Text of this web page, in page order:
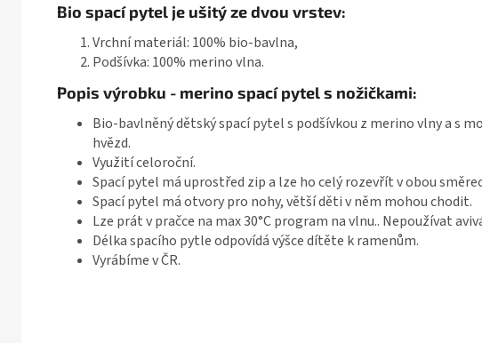
Bio spací pytel je ušitý ze dvou vrstev:
Vrchní materiál: 100% bio-bavlna,
Podšívka: 100% merino vlna.
Popis výrobku - merino spací pytel s nožičkami:
Bio-bavlněný dětský spací pytel s podšívkou z merino vlny a s
hvězd.
Využití celoroční.
Spací pytel má uprostřed zip a lze ho celý rozevřít v obou
Spací pytel má otvory pro nohy, větší děti v něm mohou chodit.
Lze prát v pračce na max 30°C program na vlnu.. Nepoužívat
Délka spacího pytle odpovídá výšce dítěte k ramenům.
Vyrábíme v ČR.